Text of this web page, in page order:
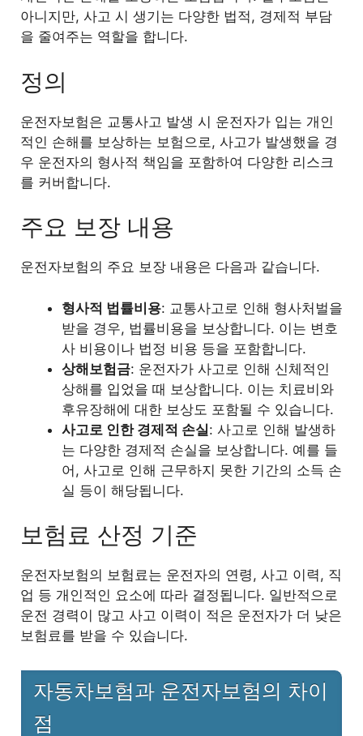
아니지만, 사고 시 생기는 다양한 법적, 경제적 부담
을 줄여주는 역할을 합니다.
정의
운전자보험은 교통사고 발생 시 운전자가 입는 개인
적인 손해를 보상하는 보험으로, 사고가 발생했을 경
우 운전자의 형사적 책임을 포함하여 다양한 리스크
를 커버합니다.
주요 보장 내용
운전자보험의 주요 보장 내용은 다음과 같습니다.
형사적 법률비용: 교통사고로 인해 형사처벌을
받을 경우, 법률비용을 보상합니다. 이는 변호
사 비용이나 법정 비용 등을 포함합니다.
상해보험금: 운전자가 사고로 인해 신체적인
상해를 입었을 때 보상합니다. 이는 치료비와
후유장해에 대한 보상도 포함될 수 있습니다.
사고로 인한 경제적 손실: 사고로 인해 발생하
는 다양한 경제적 손실을 보상합니다. 예를 들
어, 사고로 인해 근무하지 못한 기간의 소득 손
실 등이 해당됩니다.
보험료 산정 기준
운전자보험의 보험료는 운전자의 연령, 사고 이력, 직
업 등 개인적인 요소에 따라 결정됩니다. 일반적으로
운전 경력이 많고 사고 이력이 적은 운전자가 더 낮은
보험료를 받을 수 있습니다.
자동차보험과 운전자보험의 차이
점